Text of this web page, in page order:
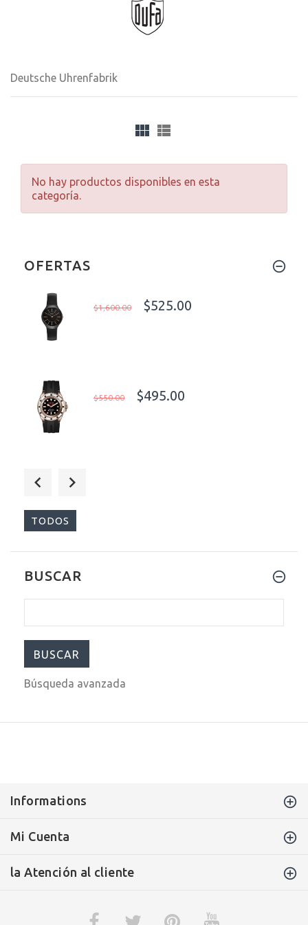
Deutsche Uhrenfabrik
No hay productos disponibles en esta
categoría.
OFERTAS
$1,600.00 $525.00
$550.00 $495.00
TODOS
BUSCAR
Búsqueda avanzada
Informations
Mi Cuenta
la Atención al cliente